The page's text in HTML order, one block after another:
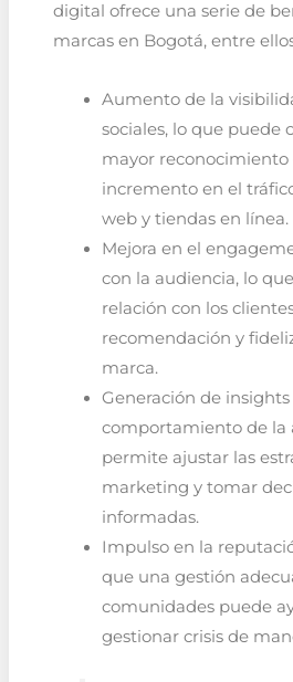
digital ofrece una serie de
marcas en Bogotá, entre
Aumento de la
sociales, lo que puede
mayor reconocimiento
incremento en el
web y tiendas en línea.
Mejora en el
con la audiencia, lo
relación con los
recomendación y
marca.
Generación de
comportamiento de la
permite ajustar las
marketing y tomar
informadas.
Impulso en la
que una gestión
comunidades puede
gestionar crisis de